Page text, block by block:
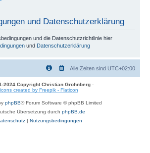
und Datenschutzerklärung
und die Datenschutzrichtlinie hier
und Datenschutzerklärung
Alle Zeiten sind UTC+02:00
2024 Copyright Christian Grohnberg-
icons created by Freepik - Flaticon
phpBB® Forum Software © phpBB Limited
Übersetzung durch phpBB.de
| Nutzungsbedingungen